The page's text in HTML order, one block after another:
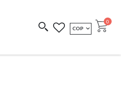
REDIMIR CÓDIGO
MONEDA
COP Cart
0